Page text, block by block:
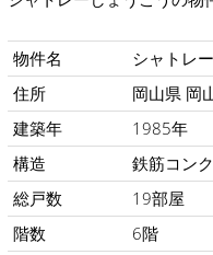
物件名
シャトレ
住所
岡山県 岡
建築年
1985年
構造
鉄筋コン
総戸数
19部屋
階数
6階